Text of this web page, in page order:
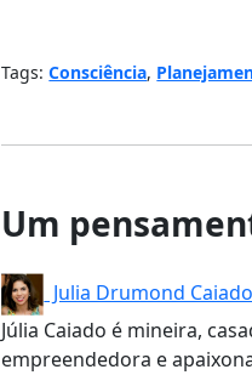
Tags:Consciência,
Um
Julia Drumond Caiado
Júlia Caiado é mineira,
empreendedora e